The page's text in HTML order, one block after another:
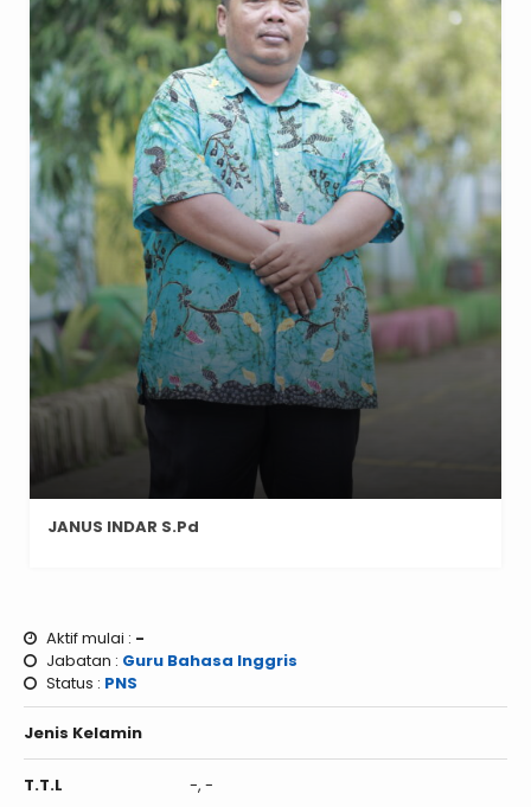
JANUS INDAR S.Pd
Aktif mulai : -
Jabatan : Guru Bahasa Inggris
Status : PNS
Jenis Kelamin
T.T.L -, -